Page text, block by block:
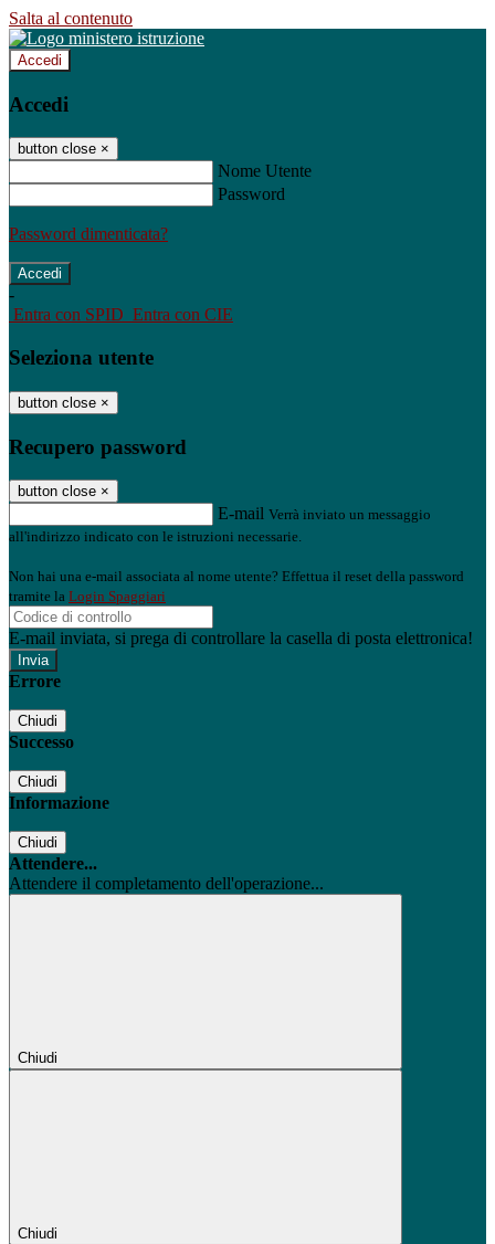
Salta al contenuto
Accedi
Accedi
button close ×
Nome Utente
Password
Password dimenticata?
-
Entra con SPID Entra con CIE
Seleziona utente
button close ×
Recupero password
button close ×
E-mail Verrà inviato un messaggio
all'indirizzo indicato con le istruzioni necessarie.
Non hai una e-mail associata al nome utente? Effettua il reset della password
tramite la Login Spaggiari
E-mail inviata, si prega di controllare la casella di posta elettronica!
Errore
Chiudi
Successo
Chiudi
Informazione
Chiudi
Attendere...
Attendere il completamento dell'operazione...
Chiudi
Chiudi